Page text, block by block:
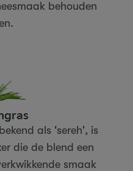
behouden
als 'sereh', is
die de blend een
smaak